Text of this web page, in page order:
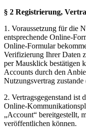
§ 2 Registrierung,
1. Voraussetzung für die
entsprechende Online-
Online-Formular
Verifizierung Ihrer Daten
per Mausklick bestätigen
Accounts durch den
Nutzungsvertrag zustande
2. Vertragsgegenstand ist
Online-
„Account“ bereitgestellt,
veröffentlichen können.